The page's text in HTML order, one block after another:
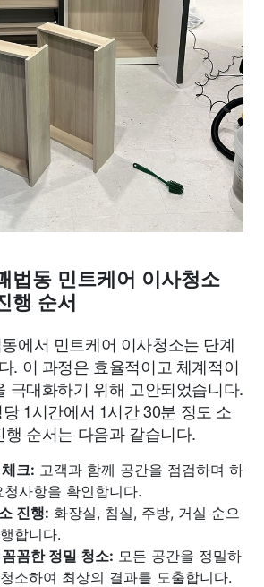
법동 민트케어 이사청소
행 순서
에서 민트케어 이사청소는 단계
. 이 과정은 효율적이고 체계적이
극대화하기 위해 고안되었습니다.
1시간에서 1시간 30분 정도 소
행 순서는 다음과 같습니다.
크: 고객과 함께 공간을 점검하며 하
사항을 확인합니다.
진행: 화장실, 침실, 주방, 거실 순으
합니다.
꼼한 정밀 청소: 모든 공간을 정밀하
소하여 최상의 결과를 도출합니다.